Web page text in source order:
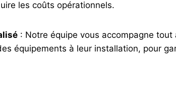
les coûts opérationnels.
: Notre équipe vous accompagne tout
équipements à leur installation, pour